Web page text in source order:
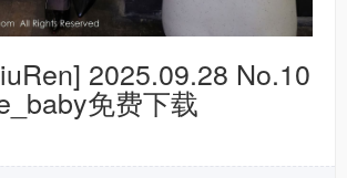
2025.09.28 No.10
免费下载